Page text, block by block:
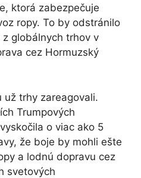
ktorá zabezpečuje
ropy. To by odstránilo
globálnych trhov v
cez Hormuzský
už trhy zareagovali.
Trumpových
o viac ako 5
že boje by mohli ešte
a lodnú dopravu cez
svetových